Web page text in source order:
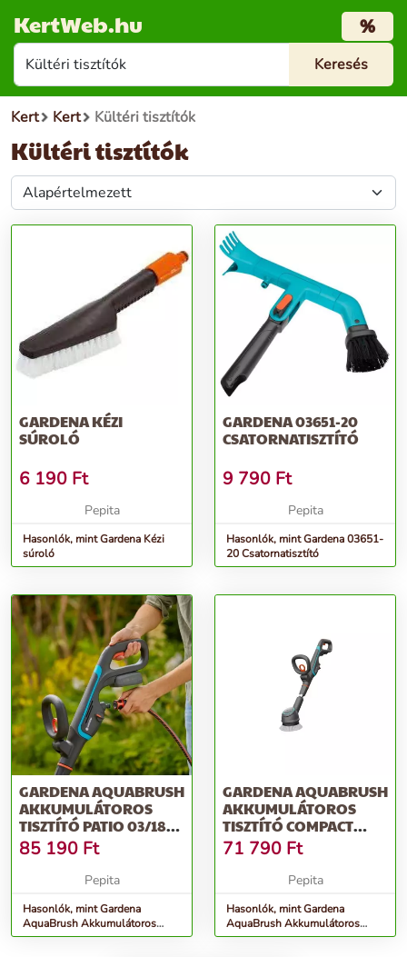
KertWeb.hu %
Kert Kert Kültéri tisztítók
Kültéri tisztítók
GARDENA KÉZI
SÚROLÓ
6 190 Ft
Pepita
Hasonlók, mint Gardena Kézi
súroló
GARDENA 03651-20
CSATORNATISZTÍTÓ
9 790 Ft
Pepita
Hasonlók, mint Gardena 03651-
20 Csatornatisztító
GARDENA AQUABRUSH
AKKUMULÁTOROS
TISZTÍTÓ PATIO 03/18V
P4A AKKUMU...
85 190 Ft
Pepita
Hasonlók, mint Gardena
AquaBrush Akkumulátoros
tisztító Patio 03/18V P4A
GARDENA AQUABRUSH
AKKUMULÁTOROS
TISZTÍTÓ COMPACT
02/18V P4A AKKU...
71 790 Ft
Pepita
Hasonlók, mint Gardena
AquaBrush Akkumulátoros
tisztító Compact 02/18V P4A